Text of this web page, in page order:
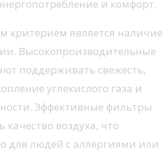
и комфорт.
критерием является наличие
Высокопроизводительные
поддерживать свежесть,
углекислого газа и
Эффективные фильтры
воздуха, что
для людей с аллергиями или